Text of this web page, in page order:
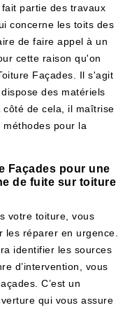
partie des travaux
concerne les toits des
de faire appel à un
cette raison qu'on
Façades. Il s'agit
des matériels
de cela, il maîtrise
pour la
Façades pour une
de fuite sur toiture
votre toiture, vous
les réparer en urgence.
identifier les sources
d’intervention, vous
C’est un
qui vous assure